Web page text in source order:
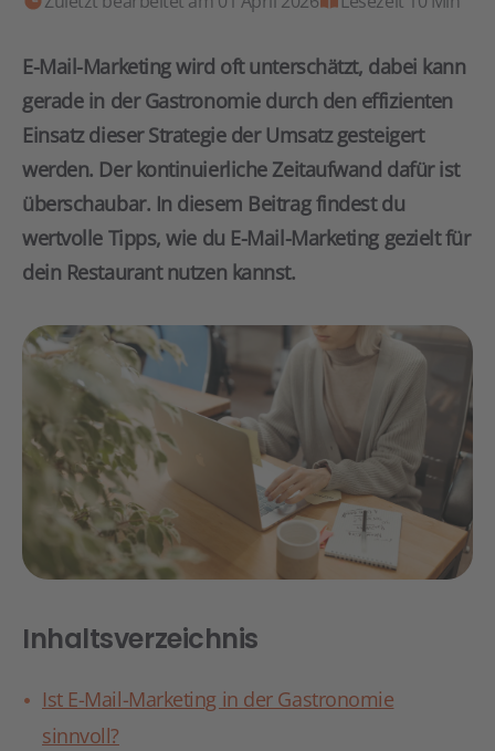
E-Mail-Marketing wird oft unterschätzt, dabei kann
gerade in der Gastronomie durch den effizienten
Einsatz dieser Strategie der Umsatz gesteigert
werden. Der kontinuierliche Zeitaufwand dafür ist
überschaubar. In diesem Beitrag findest du
wertvolle Tipps, wie du E-Mail-Marketing gezielt für
dein Restaurant nutzen kannst.
Inhaltsverzeichnis
Ist E-Mail-Marketing in der Gastronomie
sinnvoll?